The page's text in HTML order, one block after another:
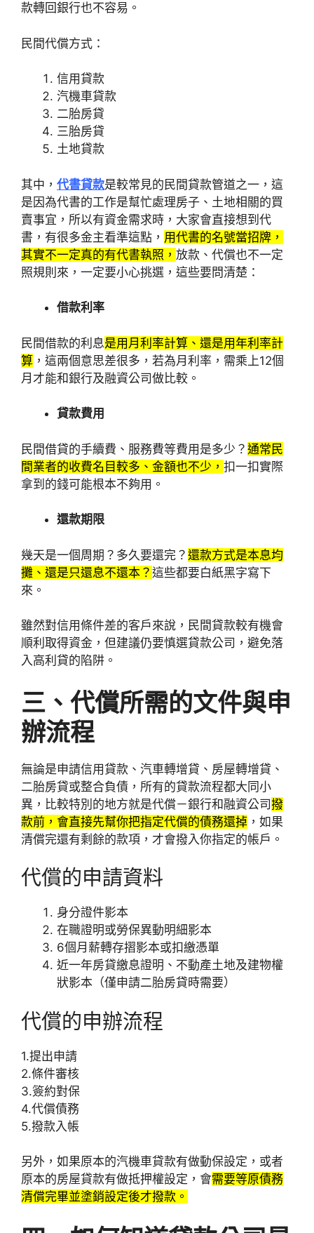
款轉回銀行也不容易。
民間代償方式：
信用貸款
汽機車貸款
二胎房貸
三胎房貸
土地貸款
其中， 代書貸款是較常見的民間貸款管道之一，這
是因為代書的工作是幫忙處理房子、土地相關的買
賣事宜，所以有資金需求時，大家會直接想到代
書，有很多金主看準這點， 用代書的名號當招牌，
其實不一定真的有代書執照， 放款、代償也不一定
照規則來，一定要小心挑選，這些要問清楚：
借款利率
民間借款的利息是用月利率計算、還是用年利率計
算 ，這兩個意思差很多，若為月利率，需乘上12個
月才能和銀行及融資公司做比較。
貸款費用
民間借貸的手續費、服務費等費用是多少？ 通常民
間業者的收費名目較多、金額也不少， 扣一扣實際
拿到的錢可能根本不夠用。
還款期限
幾天是一個周期？多久要還完？ 還款方式是本息均
攤、還是只還息不還本？ 這些都要白紙黑字寫下
來。
雖然對信用條件差的客戶來說，民間貸款較有機會
順利取得資金，但建議仍要慎選貸款公司，避免落
入高利貸的陷阱。
三、代償所需的文件與申
辦流程
無論是申請信用貸款、汽車轉增貸、房屋轉增貸、
二胎房貸或整合負債，所有的貸款流程都大同小
異，比較特別的地方就是代償－銀行和融資公司撥
款前，會直接先幫你把指定代償的債務還掉 ，如果
清償完還有剩餘的款項，才會撥入你指定的帳戶。
代償的申請資料
身分證件影本
在職證明或勞保異動明細影本
6個月薪轉存摺影本或扣繳憑單
近一年房貸繳息證明、不動產土地及建物權
狀影本（僅申請二胎房貸時需要）
代償的申辦流程
1.提出申請
2.條件審核
3.簽約對保
4.代償債務
5.撥款入帳
另外，如果原本的汽機車貸款有做動保設定，或者
原本的房屋貸款有做抵押權設定，會需要等原債務
清償完畢並塗銷設定後才撥款。